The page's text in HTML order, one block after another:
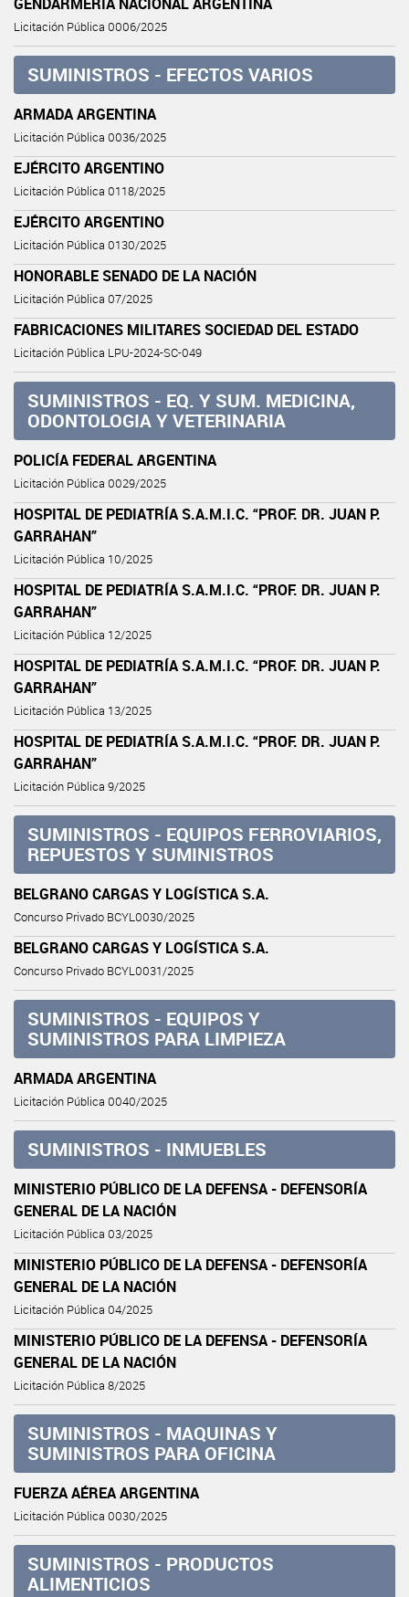
Licitación Pública 0006/2025
SUMINISTROS - EFECTOS VARIOS
ARMADA ARGENTINA
Licitación Pública 0036/2025
EJÉRCITO ARGENTINO
Licitación Pública 0118/2025
EJÉRCITO ARGENTINO
Licitación Pública 0130/2025
HONORABLE SENADO DE LA NACIÓN
Licitación Pública 07/2025
FABRICACIONES MILITARES SOCIEDAD DEL ESTADO
Licitación Pública LPU-2024-SC-049
SUMINISTROS - EQ. Y SUM. MEDICINA,
ODONTOLOGIA Y VETERINARIA
POLICÍA FEDERAL ARGENTINA
Licitación Pública 0029/2025
HOSPITAL DE PEDIATRÍA S.A.M.I.C. “PROF. DR. JUAN P.
GARRAHAN”
Licitación Pública 10/2025
HOSPITAL DE PEDIATRÍA S.A.M.I.C. “PROF. DR. JUAN P.
GARRAHAN”
Licitación Pública 12/2025
HOSPITAL DE PEDIATRÍA S.A.M.I.C. “PROF. DR. JUAN P.
GARRAHAN”
Licitación Pública 13/2025
HOSPITAL DE PEDIATRÍA S.A.M.I.C. “PROF. DR. JUAN P.
GARRAHAN”
Licitación Pública 9/2025
SUMINISTROS - EQUIPOS FERROVIARIOS,
REPUESTOS Y SUMINISTROS
BELGRANO CARGAS Y LOGÍSTICA S.A.
Concurso Privado BCYL0030/2025
BELGRANO CARGAS Y LOGÍSTICA S.A.
Concurso Privado BCYL0031/2025
SUMINISTROS - EQUIPOS Y
SUMINISTROS PARA LIMPIEZA
ARMADA ARGENTINA
Licitación Pública 0040/2025
SUMINISTROS - INMUEBLES
MINISTERIO PÚBLICO DE LA DEFENSA - DEFENSORÍA
GENERAL DE LA NACIÓN
Licitación Pública 03/2025
MINISTERIO PÚBLICO DE LA DEFENSA - DEFENSORÍA
GENERAL DE LA NACIÓN
Licitación Pública 04/2025
MINISTERIO PÚBLICO DE LA DEFENSA - DEFENSORÍA
GENERAL DE LA NACIÓN
Licitación Pública 8/2025
SUMINISTROS - MAQUINAS Y
SUMINISTROS PARA OFICINA
FUERZA AÉREA ARGENTINA
Licitación Pública 0030/2025
SUMINISTROS - PRODUCTOS
ALIMENTICIOS